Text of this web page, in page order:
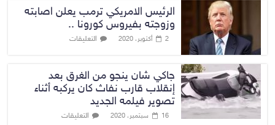
الرئيس الامريكي ترمب يعلن اصابته
وزوجته بفيروس كورونا ..
2 أكتوبر، 2020 التعليقات
جاكي شان ينجو من الغرق بعد
إنقلاب قارب نفاث كان يركبه أثناء
تصوير فيلمه الجديد
16 سبتمبر، 2020 التعليقات